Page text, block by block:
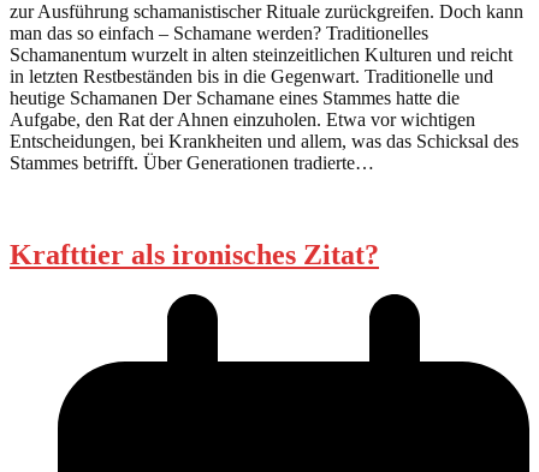
zur Ausführung schamanistischer Rituale zurückgreifen. Doch kann
man das so einfach – Schamane werden? Traditionelles
Schamanentum wurzelt in alten steinzeitlichen Kulturen und reicht
in letzten Restbeständen bis in die Gegenwart. Traditionelle und
heutige Schamanen Der Schamane eines Stammes hatte die
Aufgabe, den Rat der Ahnen einzuholen. Etwa vor wichtigen
Entscheidungen, bei Krankheiten und allem, was das Schicksal des
Stammes betrifft. Über Generationen tradierte…
Krafttier als ironisches Zitat?